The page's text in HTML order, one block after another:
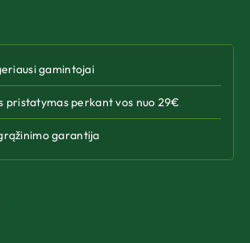
gamintojai
pristatymas perkant vos nuo 29€
garantija